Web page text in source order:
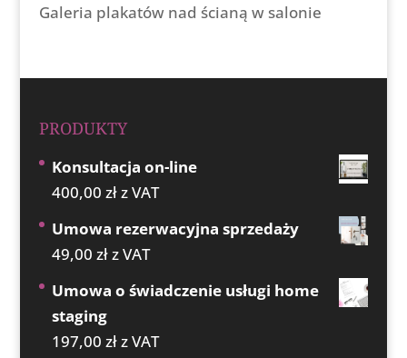
Galeria plakatów nad ścianą w salonie
PRODUKTY
Konsultacja on-line
400,00 złz VAT
Umowa rezerwacyjna sprzedaży
49,00 złz VAT
Umowa o świadczenie usługi home
staging
197,00 złz VAT